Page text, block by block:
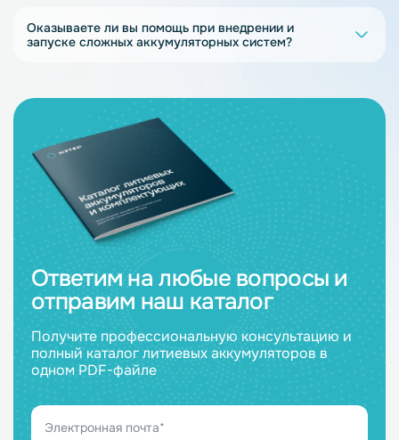
Оказываете ли вы помощь при внедрении и
запуске сложных аккумуляторных систем?
Ответим на любые вопросы и
отправим наш каталог
Получите профессиональную консультацию и
полный каталог литиевых аккумуляторов в
одном PDF-файле